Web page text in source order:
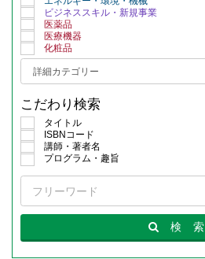
ビジネススキル・新規事業
医薬品
医療機器
化粧品
こだわり検索
タイトル
ISBNコード
講師・著者名
プログラム・趣旨
検 索